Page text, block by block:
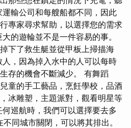
輸公司和每艘船都不同，因此
專家尋求幫助，以選擇您的需求
的遊輪並不是一件容易的事。
下了救生艇並從甲板上掃描海
，因為掉入水中的人可以每時
存的機會不斷減少。 有舞蹈
童的手工藝品，烹飪學校，品酒
冰雕塑，主題派對，觀看明星等
巡航時，我們可以選擇要去多
同城市關閉，可以將其排出。